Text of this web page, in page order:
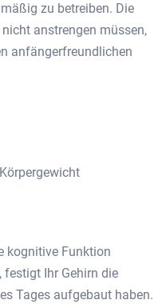
zu betreiben. Die
anstrengen müssen,
anfängerfreundlichen
kognitive Funktion
festigt Ihr Gehirn die
Tages aufgebaut haben.